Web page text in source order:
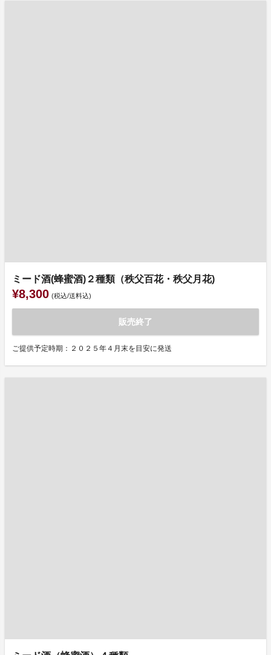
ミード酒(蜂蜜酒)２種類（秩父百花・秩父月花)
¥8,300 (税込/送料込)
販売終了
ご提供予定時期：２０２５年４月末を目安に発送